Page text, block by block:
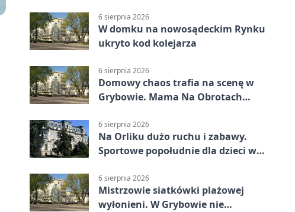
6 sierpnia 2026
W domku na nowosądeckim Rynku
ukryto kod kolejarza
6 sierpnia 2026
Domowy chaos trafia na scenę w
Grybowie. Mama Na Obrotach
6 sierpnia 2026
Na Orliku dużo ruchu i zabawy.
Sportowe popołudnie dla dzieci w
6 sierpnia 2026
Mistrzowie siatkówki plażowej
wyłonieni. W Grybowie nie